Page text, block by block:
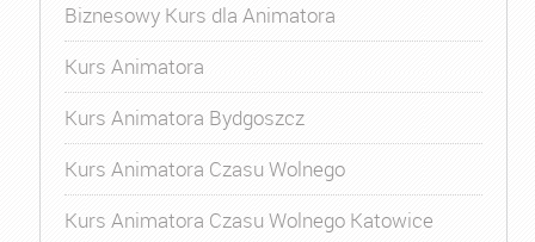
Biznesowy Kurs dla Animatora
Kurs Animatora
Kurs Animatora Bydgoszcz
Kurs Animatora Czasu Wolnego
Kurs Animatora Czasu Wolnego Katowice